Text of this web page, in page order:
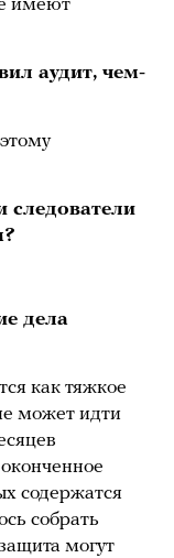
имеют
аудит, чем-
следователи
дела
как тяжкое
может идти
содержатся
собрать
могут